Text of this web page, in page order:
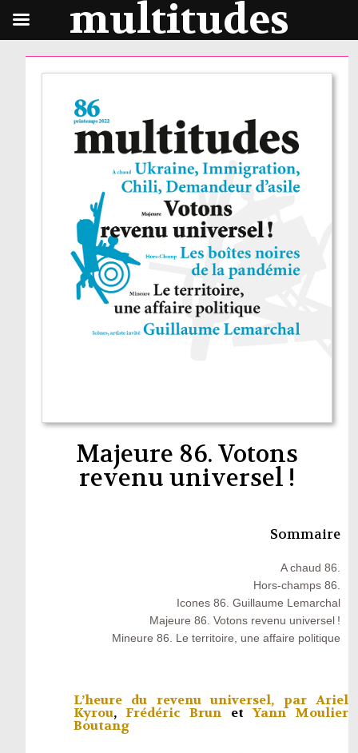
Majeure 86. Votons
revenu universel !
Sommaire
A chaud 86.
Hors-champs 86.
Icones 86. Guillaume Lemarchal
Majeure 86. Votons revenu universel !
Mineure 86. Le territoire, une affaire politique
L’heure du revenu universel, parAriel
Kyrou, Frédéric Brun et Yann Moulier
Boutang
multitudes